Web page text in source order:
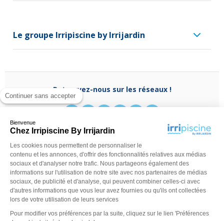
Continuer sans accepter
Bienvenue
Chez Irripiscine By Irrijardin
Les cookies nous permettent de personnaliser le
contenu et les annonces, d'offrir des fonctionnalités relatives aux médias
sociaux et d'analyser notre trafic. Nous partageons également des
informations sur l'utilisation de notre site avec nos partenaires de médias
sociaux, de publicité et d'analyse, qui peuvent combiner celles-ci avec
d'autres informations que vous leur avez fournies ou qu'ils ont collectées
lors de votre utilisation de leurs services
Pour modifier vos préférences par la suite, cliquez sur le lien 'Préférences
Le groupe Irripiscine by Irrijardin
Retrouvez-nous sur les réseaux !
Besoin d'aide ?
0970 818 918
(appel non surtaxé)
Du lundi au vendredi de9 h - 13 hà14 h - 18 h ou
contactez-nous vianotre formulaire